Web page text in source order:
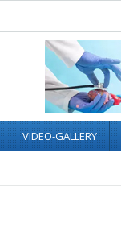
VIDEO-GALLERY